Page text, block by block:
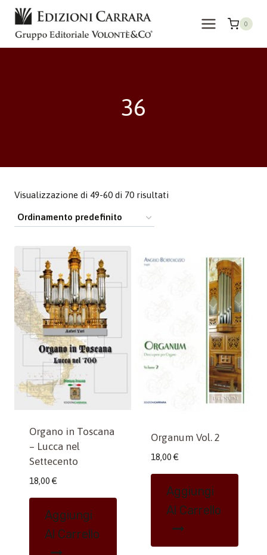
Salta
contenuto
0
36
Visualizzazione di 49-60 di 70 risultati
Organo in Toscana
– Lucca nel
Settecento
18,00 €
Aggiungi
Al Carrello
Organum Vol. 2
18,00 €
Aggiungi
Al Carrello